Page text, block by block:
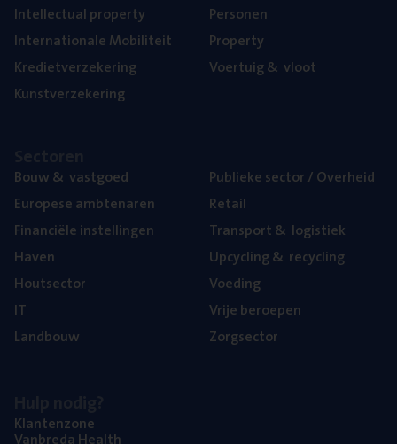
Intel­lec­tu­al property
Inter­na­ti­o­na­le Mobiliteit
Kre­diet­ver­ze­ke­ring
Kunst­ver­ze­ke­ring
Per­so­nen
Pro­per­ty
Voer­tuig& vloot
Bouw& vastgoed
Euro­pe­se ambtenaren
Finan­ci­ë­le instellingen
Haven
Hout­sec­tor
IT
Land­bouw
Publie­ke sec­tor / Overheid
Retail
Trans­port& logistiek
Upcy­cling& recycling
Voe­ding
Vrije beroe­pen
Zorg­sec­tor
Klan­ten­zo­ne
Van­b­re­da Health